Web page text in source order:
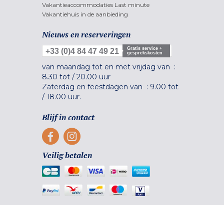
Vakantieaccommodaties Last minute
Vakantiehuis in de aanbieding
Nieuws en reserveringen
+33 (0)4 84 47 49 21
Gratis service +
gesprekskosten
van maandag tot en met vrijdag van :
8.30 tot / 20.00 uur
Zaterdag en feestdagen van : 9.00 tot
/ 18.00 uur.
Blijf in contact
Veilig betalen